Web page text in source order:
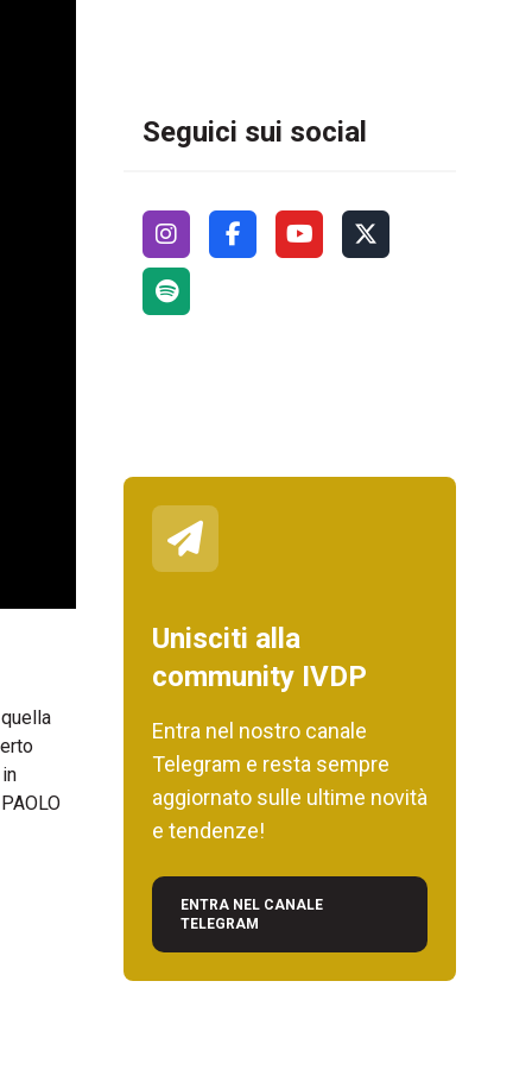
Seguici sui social
Unisciti alla
community IVDP
Entra nel nostro canale
Telegram e resta sempre
aggiornato sulle ultime novità
e tendenze!
ENTRA NEL CANALE
TELEGRAM